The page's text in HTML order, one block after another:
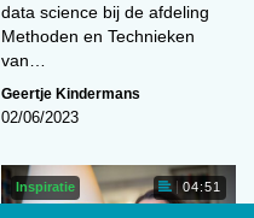
data science bij de afdeling
Methoden en Technieken
van…
Geertje Kindermans
02/06/2023
Inspiratie 04:51